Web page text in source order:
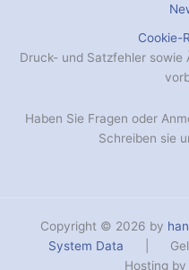
Cookie-
Druck- und Satzfehler sowie
Haben Sie Fragen oder
Schreiben sie
Copyright © 2026 by
System Data |
Hosting by